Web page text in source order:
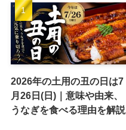
2026年の土用の丑の日は7
月26日(日)｜意味や由来、
うなぎを食べる理由を解説